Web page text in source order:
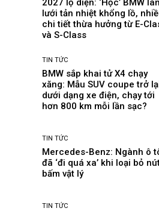
2027 lộ diện: ‘Học’ BMW
lưới tản nhiệt khổng lồ,
chi tiết thừa hưởng từ E-
và S-Class
TIN TỨC
BMW sắp khai tử X4 chạy
xăng: Mẫu SUV coupe trở
dưới dạng xe điện, chạy tới
hơn 800 km mỗi lần sạc?
TIN TỨC
Mercedes-Benz: Ngành ô
đã ‘đi quá xa’ khi loại bỏ
bấm vật lý
TIN TỨC